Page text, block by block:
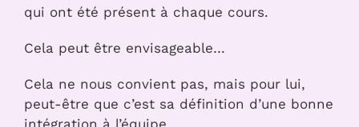
qui ont été présent à chaque cours.
Cela peut être envisageable…
Cela ne nous convient pas, mais pour lui,
peut-être que c’est sa définition d’une bonne
intégration à l’équipe.